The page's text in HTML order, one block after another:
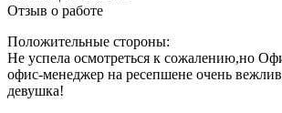
Отзыв о работе
Положительные стороны:
Не успела осмотреться к сожалению,но
офис-менеджер на ресепшене очень
девушка!